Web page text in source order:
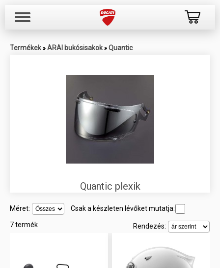
Termékek » ARAI bukósisakok » Quantic
Quantic plexik
Méret: Csak a készleten lévőket mutatja:
7 termék Rendezés: